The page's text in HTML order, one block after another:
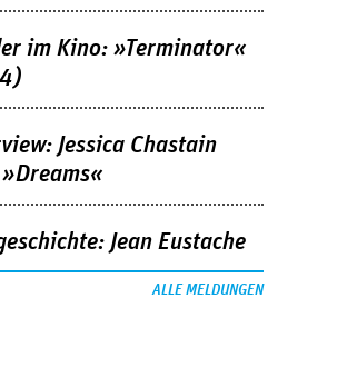
im Kino: »Terminator«
Jessica Chastain
Jean Eustache
ALLE MELDUNGEN